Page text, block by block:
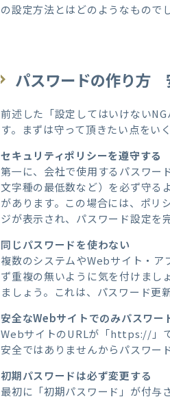
の設定方法とはどのようなもので
パスワードの作り方
前述した「設定してはいけない
す。まずは守って頂きたい点をい
セキュリティポリシーを遵守する
第一に、会社で使用するパスワー
文字種の最低数など）を必ず守る
があります。この場合には、ポリ
ジが表示され、パスワード設定を
同じパスワードを使わない
複数のシステムやWebサイト・
ず重複の無いように気を付けまし
ましょう。これは、パスワード更
安全なWebサイトでのみパスワー
WebサイトのURLが「https://」
安全ではありませんからパスワー
初期パスワードは必ず変更する
最初に「初期パスワード」が付与